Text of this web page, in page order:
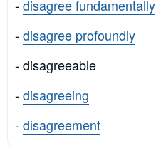
-disagree fundamentally
-disagree profoundly
- disagreeable
-disagreeing
-disagreement